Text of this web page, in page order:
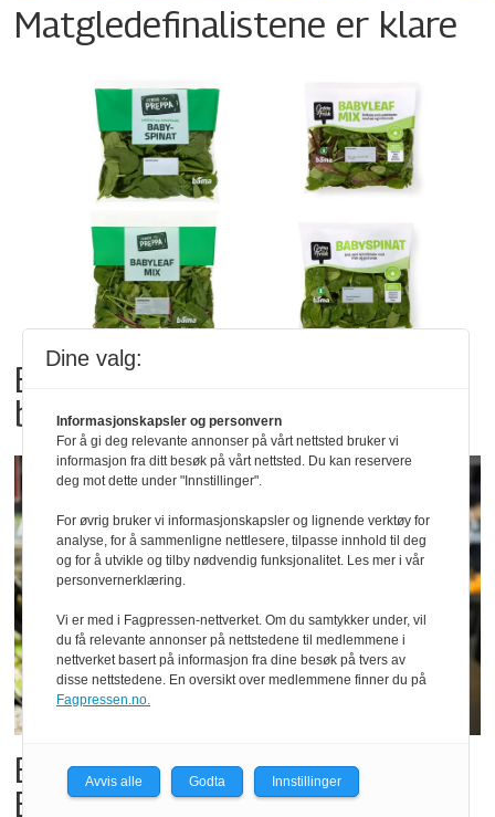
Matgledefinalistene er klare
Bama tilbakekaller
babyspinat og babyleaf mix
Billigbonanza da Norge slo
Elfenbenkysten
Dine valg:
Informasjonskapsler og personvern
For å gi deg relevante annonser på vårt nettsted bruker vi
informasjon fra ditt besøk på vårt nettsted. Du kan reservere
deg mot dette under "Innstillinger".
For øvrig bruker vi informasjonskapsler og lignende verktøy for
analyse, for å sammenligne nettlesere, tilpasse innhold til deg
og for å utvikle og tilby nødvendig funksjonalitet. Les mer i vår
personvernerklæring.
Vi er med i Fagpressen-nettverket. Om du samtykker under, vil
du få relevante annonser på nettstedene til medlemmene i
nettverket basert på informasjon fra dine besøk på tvers av
disse nettstedene. En oversikt over medlemmene finner du på
Fagpressen.no.
Avvis alle Godta Innstillinger